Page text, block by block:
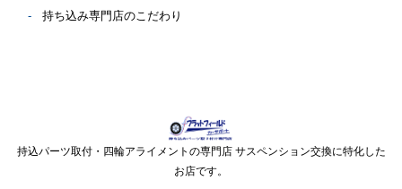
持ち込み専門店のこだわり
持込パーツ取付・四輪アライメントの専門店 サスペンション交換に特化した
お店です。